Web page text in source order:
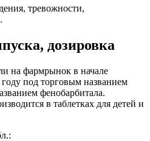
тревожности,
дозировка
на фармрынок в начале
под торговым названием
фенобарбитала.
в таблетках для детей и